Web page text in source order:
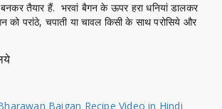
बनकर तैयार हैं. भरवां बैगन के ऊपर हरा धनियां डालकर
को परांठे, चपाती या चावल किसी के साथ परोसिये और
Baigan Recipe Video in Hindi